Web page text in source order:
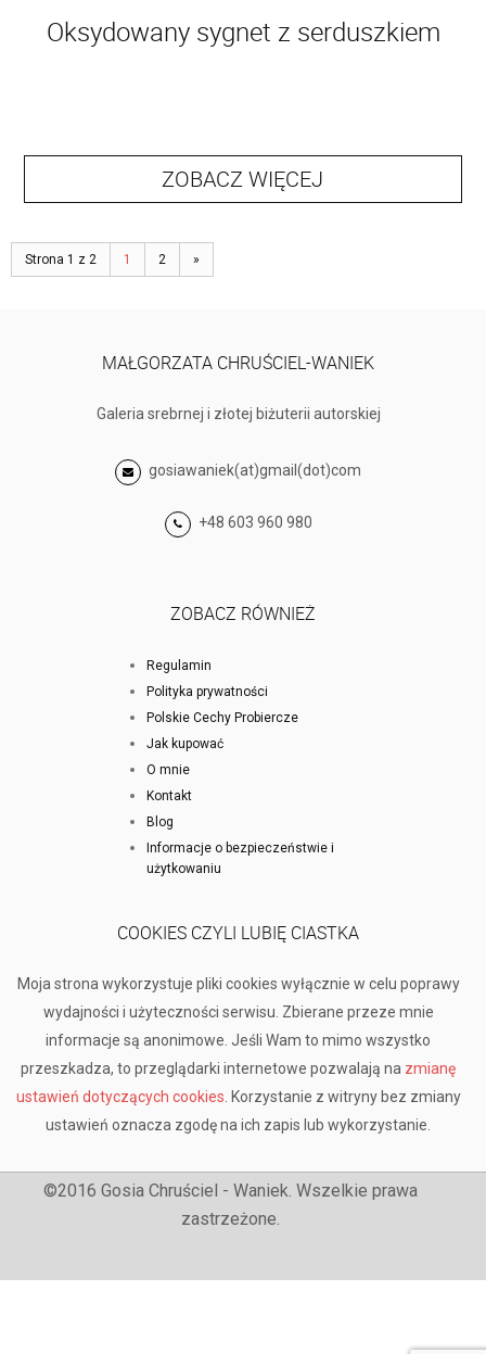
Oksydowany sygnet z serduszkiem
ZOBACZ WIĘCEJ
Strona 1 z 2 1 2 »
MAŁGORZATA CHRUŚCIEL-WANIEK
Galeria srebrnej i złotej biżuterii autorskiej
gosiawaniek(at)gmail(dot)com
+48 603 960 980
ZOBACZ RÓWNIEŻ
Regulamin
Polityka prywatności
Polskie Cechy Probiercze
Jak kupować
O mnie
Kontakt
Blog
Informacje o bezpieczeństwie i
użytkowaniu
COOKIES CZYLI LUBIĘ CIASTKA
Moja strona wykorzystuje pliki cookies wyłącznie w celu poprawy
wydajności i użyteczności serwisu. Zbierane przeze mnie
informacje są anonimowe. Jeśli Wam to mimo wszystko
przeszkadza, to przeglądarki internetowe pozwalają na zmianę
ustawień dotyczących cookies . Korzystanie z witryny bez zmiany
ustawień oznacza zgodę na ich zapis lub wykorzystanie.
©2016 Gosia Chruściel - Waniek. Wszelkie prawa
zastrzeżone.